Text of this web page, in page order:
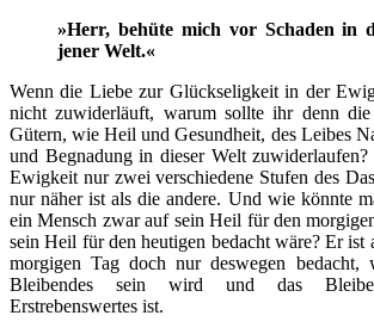
»Herr, behüte mich vor Schaden in
jener Welt.«
Wenn die Liebe zur Glückseligkeit in der
nicht zuwiderläuft, warum sollte ihr denn
Gütern, wie Heil und Gesundheit, des Leibes
und Begnadung in dieser Welt
Ewigkeit nur zwei verschiedene Stufen des
nur näher ist als die andere. Und wie könnte
ein Mensch zwar auf sein Heil für den
sein Heil für den heutigen bedacht wäre? Er ist
morgigen Tag doch nur deswegen bedacht,
Bleibendes sein wird und das
Erstrebenswertes ist.